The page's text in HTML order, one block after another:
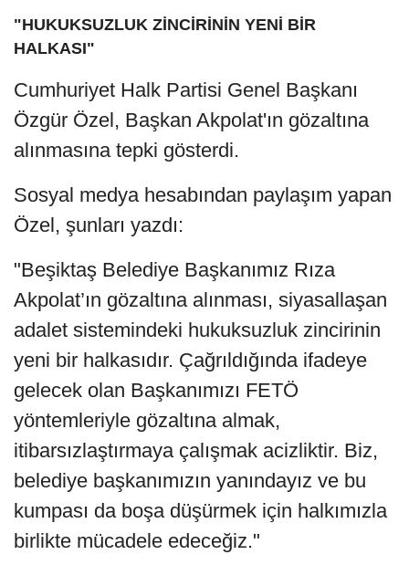
"HUKUKSUZLUK ZİNCİRİNİN YENİ BİR
HALKASI"
Cumhuriyet Halk Partisi Genel Başkanı
Özgür Özel, Başkan Akpolat'ın gözaltına
alınmasına tepki gösterdi.
Sosyal medya hesabından paylaşım yapan
Özel, şunları yazdı:
"Beşiktaş Belediye Başkanımız Rıza
Akpolat’ın gözaltına alınması, siyasallaşan
adalet sistemindeki hukuksuzluk zincirinin
yeni bir halkasıdır. Çağrıldığında ifadeye
gelecek olan Başkanımızı FETÖ
yöntemleriyle gözaltına almak,
itibarsızlaştırmaya çalışmak acizliktir. Biz,
belediye başkanımızın yanındayız ve bu
kumpası da boşa düşürmek için halkımızla
birlikte mücadele edeceğiz."